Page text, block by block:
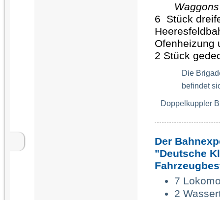
6 Stück
Ofenheizung
2 Stück
Die
befindet
Doppelkuppler
Der
"Deutsche
7
2